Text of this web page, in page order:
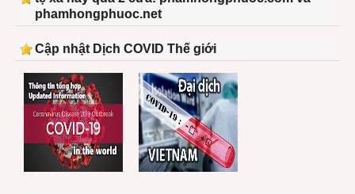
phamhongphuoc.net
Cập nhật Dịch COVID Thế giới